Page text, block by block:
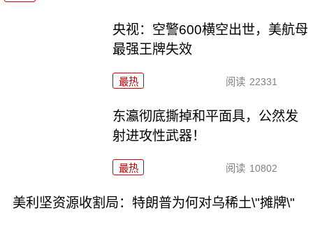
央视：空警600横空出世，美航母
最强王牌失效
最热 阅读 22331
东瀛彻底撕掉和平面具，公然发
射进攻性武器！
最热 阅读 10802
美利坚资源收割局：特朗普为何对乌稀土\"摊牌\"